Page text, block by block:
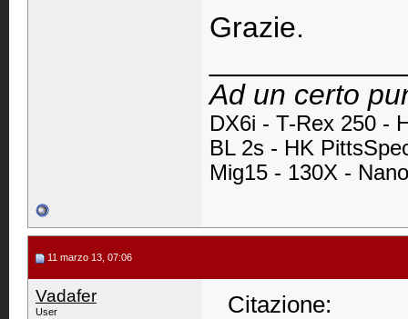
Grazie.
Ad un certo
DX6i - T-Rex 250 -
BL 2s - HK
Mig15 - 130X -
11 marzo 13, 07:06
Vadafer
User
Citazione: